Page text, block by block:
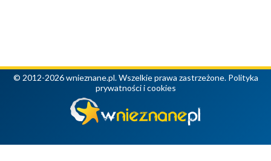
© 2012-2026 wnieznane.pl. Wszelkie prawa zastrzeżone. Polityka
prywatności i cookies